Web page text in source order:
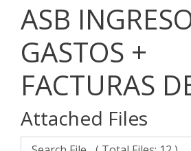
ASB
GASTOS +
FACTURAS
Attached Files